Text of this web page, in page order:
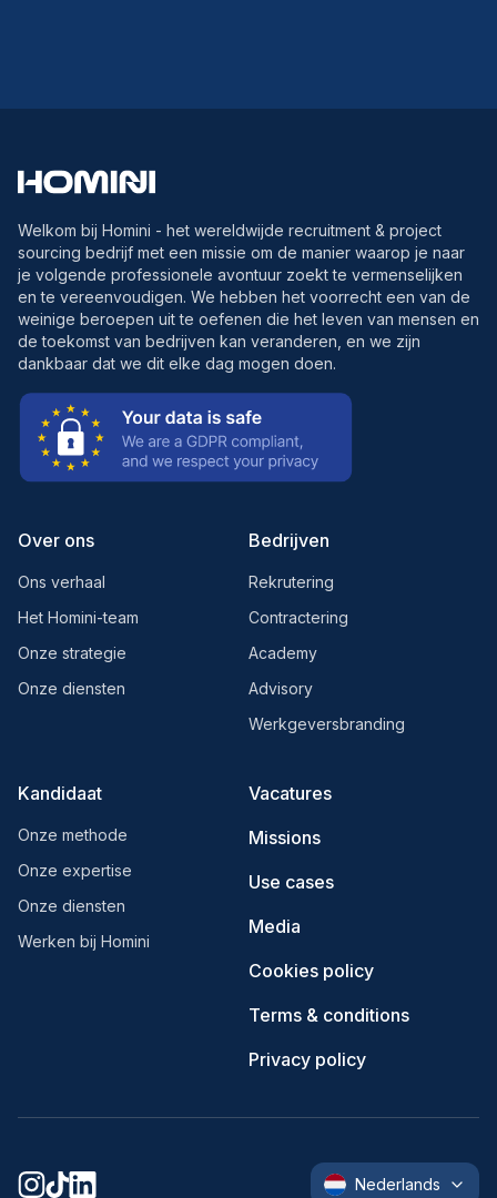
Welkom bij Homini - het wereldwijde recruitment & project
sourcing bedrijf met een missie om de manier waarop je naar
je volgende professionele avontuur zoekt te vermenselijken
en te vereenvoudigen. We hebben het voorrecht een van de
weinige beroepen uit te oefenen die het leven van mensen en
de toekomst van bedrijven kan veranderen, en we zijn
dankbaar dat we dit elke dag mogen doen.
Over ons
Ons verhaal
Het Homini-team
Onze strategie
Onze diensten
Bedrijven
Rekrutering
Contractering
Academy
Advisory
Werkgeversbranding
Kandidaat
Onze methode
Onze expertise
Onze diensten
Werken bij Homini
Vacatures
Missions
Use cases
Media
Cookies policy
Terms & conditions
Privacy policy
Nederlands